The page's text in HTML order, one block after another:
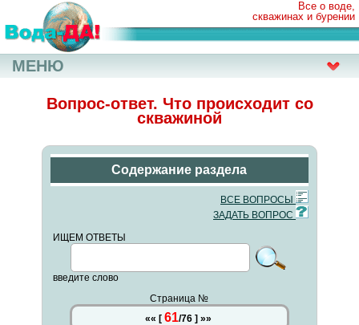
Все о воде,
скважинах и бурении
Вопрос-ответ. Что происходит со
скважиной
Содержание раздела
ВСЕ ВОПРОСЫ
ЗАДАТЬ ВОПРОС
ИЩЕМ ОТВЕТЫ
введите слово
Страница №
«« [ 61/76] »»
МЕНЮ